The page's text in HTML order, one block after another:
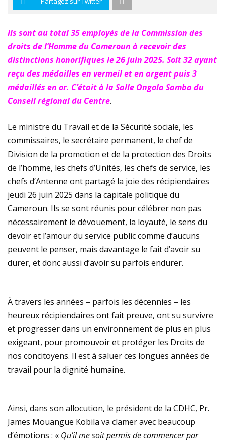
plastiques
Immersion au cœur de la transition écologique : La
FOCACO salue la transparence d’ECOGREEN et exige
le maintien strict du Cap 30% R-PET au 1er décembre
2026
Tournoi de la Paix 2026 – Match d’ouverture :
rencontre féminine exceptionnelle !
Ils sont au total 35 employés de la Commission des
droits de l’Homme du Cameroun à recevoir des
distinctions honorifiques le 26 juin 2025. Soit 32 ayant
reçu des médailles en vermeil et en argent puis 3
médaillés en or. C’était à la Salle Ongola Samba du
Conseil régional du Centre.
Le ministre du Travail et de la Sécurité sociale, les
commissaires, le secrétaire permanent, le chef de
Division de la promotion et de la protection des Droits
de l’homme, les chefs d’Unités, les chefs de service, les
chefs d’Antenne ont partagé la joie des récipiendaires
jeudi 26 juin 2025 dans la capitale politique du
Cameroun. Ils se sont réunis pour célébrer non pas
nécessairement le dévouement, la loyauté, le sens du
devoir et l’amour du service public comme d’aucuns
peuvent le penser, mais davantage le fait d’avoir su
durer, et donc aussi d’avoir su parfois endurer.
À travers les années – parfois les décennies – les
heureux récipiendaires ont fait preuve, ont su survivre
et progresser dans un environnement de plus en plus
exigeant, pour promouvoir et protéger les Droits de
nos concitoyens. Il est à saluer ces longues années de
travail pour la dignité humaine.
Ainsi, dans son allocution, le président de la CDHC, Pr.
James Mouangue Kobila va clamer avec beaucoup
d’émotions : « Qu’il me soit permis de commencer par